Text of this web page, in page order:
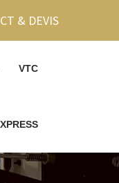
& DEVIS
VTC